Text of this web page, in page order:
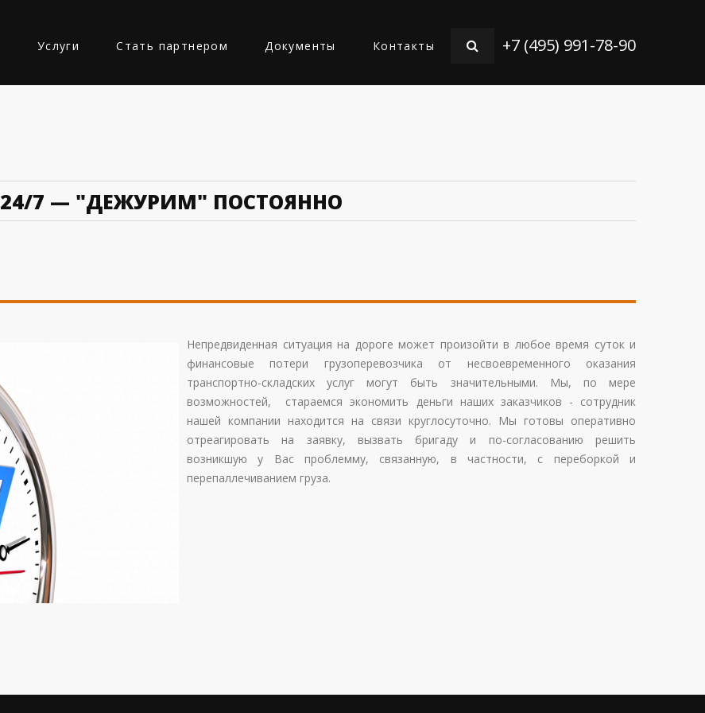
Услуги Стать партнером Документы Контакты +7 (495) 991-78-90
24/7 — "ДЕЖУРИМ" ПОСТОЯННО
Непредвиденная ситуация на дороге может произойти в любое время суток и
финансовые потери грузоперевозчика от несвоевременного оказания
транспортно-складских услуг могут быть значительными. Мы, по мере
возможностей, стараемся экономить деньги наших заказчиков - сотрудник
нашей компании находится на связи круглосуточно. Мы готовы оперативно
отреагировать на заявку, вызвать бригаду и по-согласованию решить
возникшую у Вас проблемму, связанную, в частности, с переборкой и
перепаллечиванием груза.